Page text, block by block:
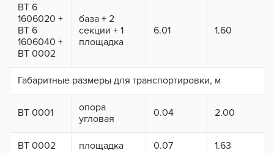
ВТ 6
1606020 +
ВТ 6
1606040 +
ВТ 0002
база + 2
секции + 1
площадка
6.01 1.60
Габаритные размеры для транспортировки, м
ВТ 0001
опора
угловая
0.04 2.00
ВТ 0002 площадка 0.07 1.63